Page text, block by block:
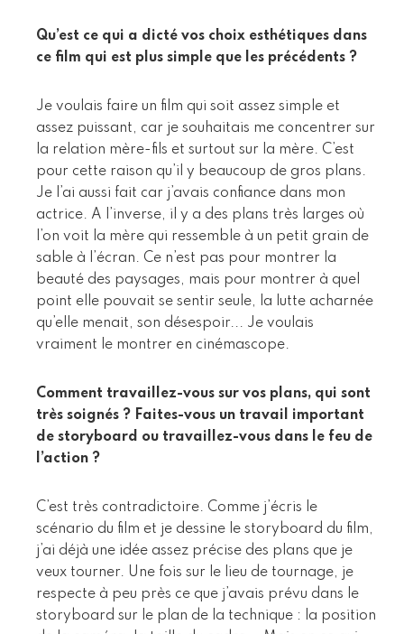
Qu’est ce qui a dicté vos choix esthétiques dans
ce film qui est plus simple que les précédents ?
Je voulais faire un film qui soit assez simple et
assez puissant, car je souhaitais me concentrer sur
la relation mère-fils et surtout sur la mère. C’est
pour cette raison qu’il y beaucoup de gros plans.
Je l’ai aussi fait car j’avais confiance dans mon
actrice. A l’inverse, il y a des plans très larges où
l’on voit la mère qui ressemble à un petit grain de
sable à l’écran. Ce n’est pas pour montrer la
beauté des paysages, mais pour montrer à quel
point elle pouvait se sentir seule, la lutte acharnée
qu’elle menait, son désespoir... Je voulais
vraiment le montrer en cinémascope.
Comment travaillez-vous sur vos plans, qui sont
très soignés ? Faites-vous un travail important
de storyboard ou travaillez-vous dans le feu de
l’action ?
C’est très contradictoire. Comme j’écris le
scénario du film et je dessine le storyboard du film,
j’ai déjà une idée assez précise des plans que je
veux tourner. Une fois sur le lieu de tournage, je
respecte à peu près ce que j’avais prévu dans le
storyboard sur le plan de la technique : la position